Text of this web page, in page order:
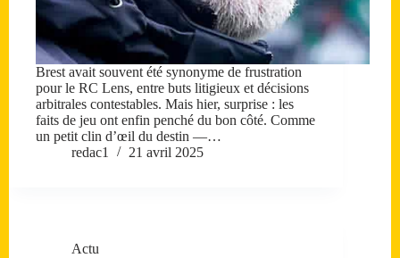
Brest avait souvent été synonyme de frustration
pour le RC Lens, entre buts litigieux et décisions
arbitrales contestables. Mais hier, surprise : les
faits de jeu ont enfin penché du bon côté. Comme
un petit clin d’œil du destin —…
redac1
21 avril 2025
Actu